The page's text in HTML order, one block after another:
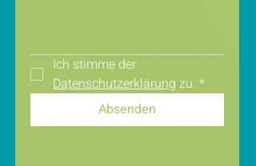
Datenschutzerklärung zu. *
Absenden